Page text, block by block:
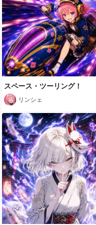
スペース・ツーリング！
リンシェ